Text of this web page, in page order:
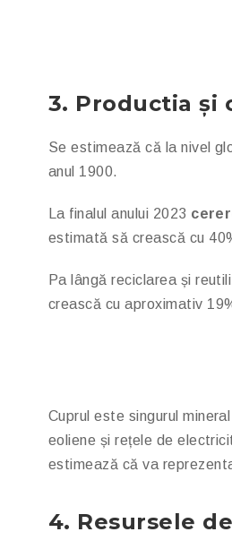
3. Productia și
Se estimează că la nivel
anul 1900.
La finalul anului 2023
estimată să crească cu
Pa lângă reciclarea și
crească cu aproximativ
Cuprul este singurul
eoliene și rețele de
estimează că va
4. Resursele